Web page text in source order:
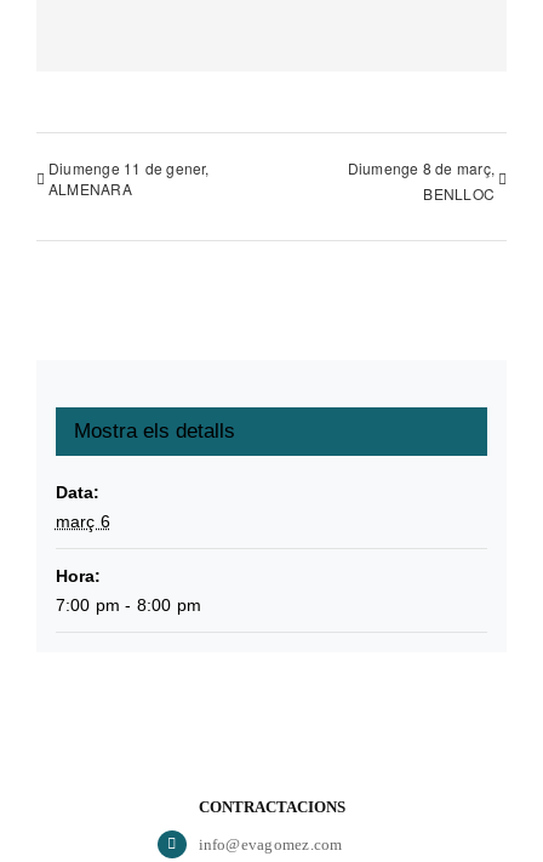
Diumenge 11 de gener,
ALMENARA
Diumenge 8 de març,
BENLLOC
Mostra els detalls
Data:
març 6
Hora:
7:00 pm - 8:00 pm
CONTRACTACIONS
info@evagomez.com